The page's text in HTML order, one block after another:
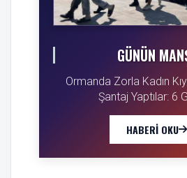
GÜNÜN
Ormanda Zorla Kadın
Şantaj Yaptılar: 6
HABERI OKU